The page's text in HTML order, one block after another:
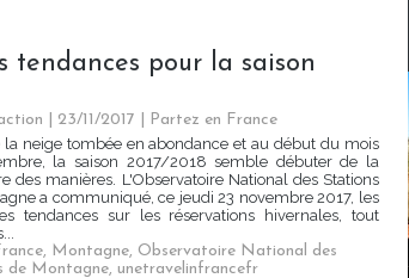
tendances pour la saison
| 23/11/2017
Partez en France
la neige tombée en abondance et au début du mois
la saison 2017/2018 semble débuter de la
des manières. L'Observatoire National des Stations
a communiqué, ce jeudi 23 novembre 2017, les
tendances sur les réservations hivernales, tout
, Montagne, Observatoire National des
de Montagne, unetravelinfrancefr